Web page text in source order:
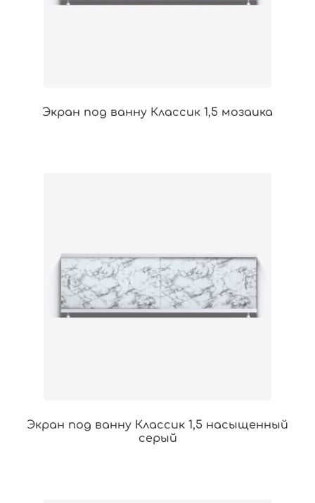
Экран под ванну Классик 1,5 мозаика
Экран под ванну Классик 1,5 насыщенный
серый